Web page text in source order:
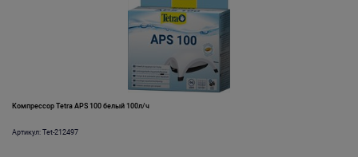
Компрессор Tetra АРS 100 белый 100л/ч
Артикул: Tet-212497